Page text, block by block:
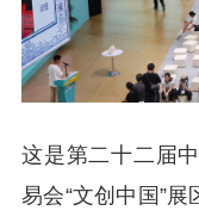
这是第二十二届
易会“文创中国”